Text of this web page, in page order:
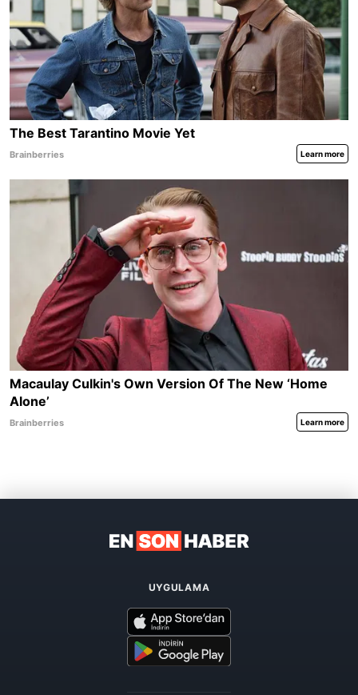
UYGULAMA